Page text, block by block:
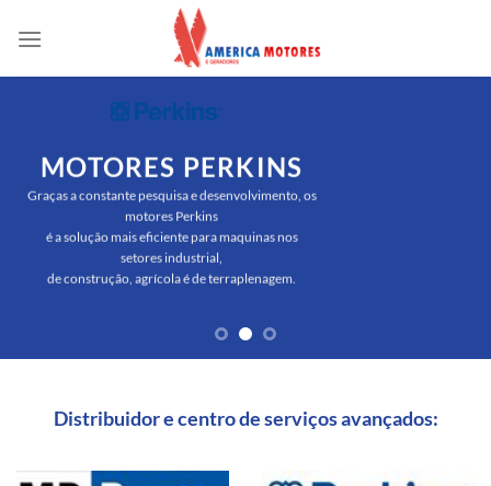
MOTORES PERKINS
Graças a constante pesquisa e desenvolvimento, os
motores Perkins
é a solução mais eficiente para maquinas nos
setores industrial,
de construção, agrícola é de terraplenagem.
Distribuidor e centro de serviços avançados: